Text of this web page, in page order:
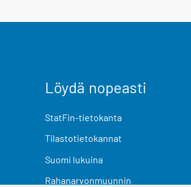
Löydä nopeasti
StatFin-tietokanta
Tilastotietokannat
Suomi lukuina
Rahanarvonmuunnin